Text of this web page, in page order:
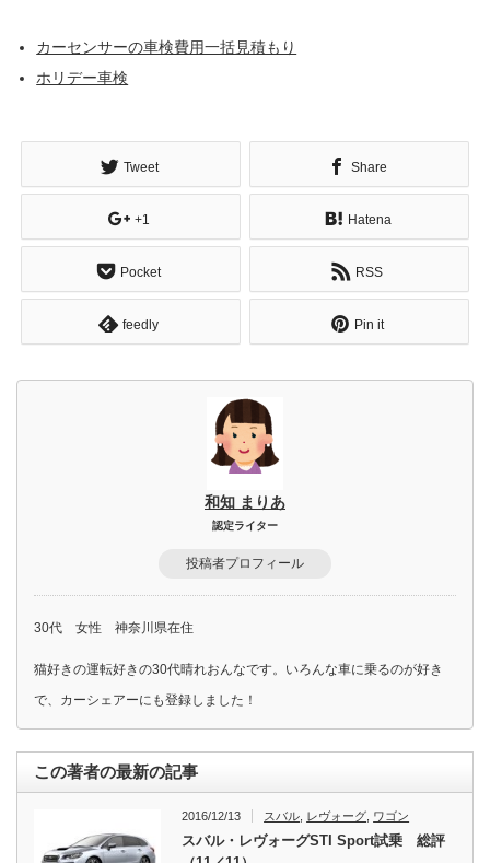
カーセンサーの車検費用一括見積もり
ホリデー車検
Tweet Share
+1 Hatena
Pocket RSS
feedly Pin it
和知 まりあ
認定ライター
投稿者プロフィール
30代 女性 神奈川県在住
猫好きの運転好きの30代晴れおんなです。いろんな車に乗るのが好き
で、カーシェアーにも登録しました！
この著者の最新の記事
2016/12/13 スバル レヴォーグ ワゴン
スバル・レヴォーグSTI Sport試乗 総評